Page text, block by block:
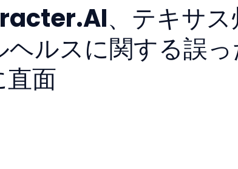
、テキサス
ルスに関する誤
直面